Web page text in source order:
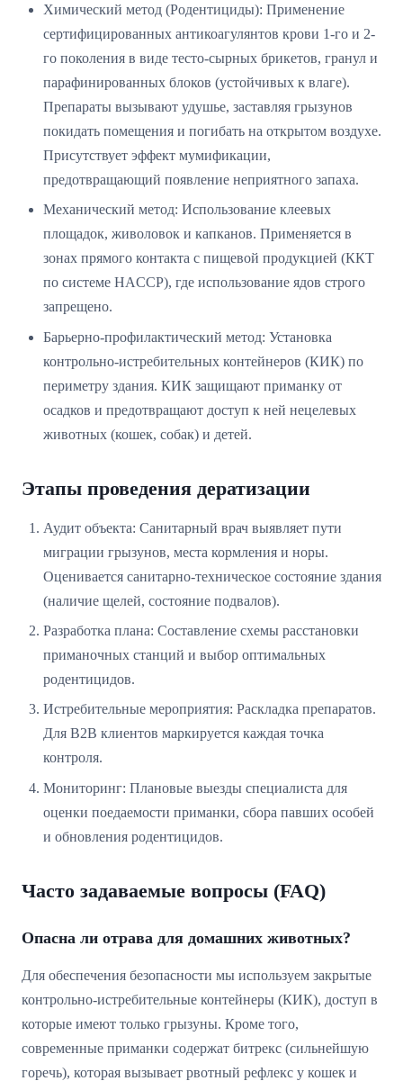
Химический метод (Родентициды): Применение
сертифицированных антикоагулянтов крови 1-го и 2-
го поколения в виде тесто-сырных брикетов, гранул и
парафинированных блоков (устойчивых к влаге).
Препараты вызывают удушье, заставляя грызунов
покидать помещения и погибать на открытом воздухе.
Присутствует эффект мумификации,
предотвращающий появление неприятного запаха.
Механический метод: Использование клеевых
площадок, живоловок и капканов. Применяется в
зонах прямого контакта с пищевой продукцией (ККТ
по системе HACCP), где использование ядов строго
запрещено.
Барьерно-профилактический метод: Установка
контрольно-истребительных контейнеров (КИК) по
периметру здания. КИК защищают приманку от
осадков и предотвращают доступ к ней нецелевых
животных (кошек, собак) и детей.
Этапы проведения дератизации
Аудит объекта: Санитарный врач выявляет пути
миграции грызунов, места кормления и норы.
Оценивается санитарно-техническое состояние здания
(наличие щелей, состояние подвалов).
Разработка плана: Составление схемы расстановки
приманочных станций и выбор оптимальных
родентицидов.
Истребительные мероприятия: Раскладка препаратов.
Для B2B клиентов маркируется каждая точка
контроля.
Мониторинг: Плановые выезды специалиста для
оценки поедаемости приманки, сбора павших особей
и обновления родентицидов.
Часто задаваемые вопросы (FAQ)
Опасна ли отрава для домашних животных?
Для обеспечения безопасности мы используем закрытые
контрольно-истребительные контейнеры (КИК), доступ в
которые имеют только грызуны. Кроме того,
современные приманки содержат битрекс (сильнейшую
горечь), которая вызывает рвотный рефлекс у кошек и